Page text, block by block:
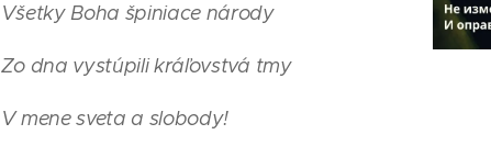
Všetky Boha špiniace národy
Zo dna vystúpili kráľovstvá tmy
V mene sveta a slobody!